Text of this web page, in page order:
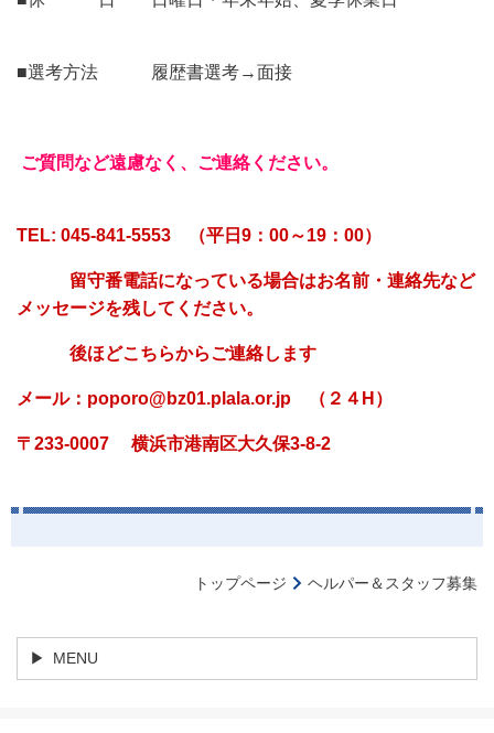
■選考方法 履歴書選考→面接
ご質問など遠慮なく、ご連絡ください。
TEL: 045-841-5553 （平日9：00～19：00）
留守番電話になっている場合はお名前・連絡先など
メ ッセージを残してください。
後ほどこちらからご連絡します
メール：poporo@bz01.plala.or.jp （２４H）
〒233-0007 横浜市港南区大久保3-8-2
トップページ ヘルパー＆スタッフ募集
MENU